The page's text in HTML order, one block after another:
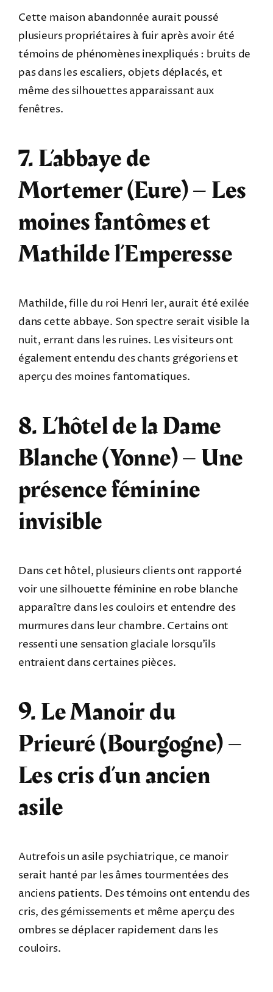
Cette maison abandonnée aurait poussé
plusieurs propriétaires à fuir après avoir été
témoins de phénomènes inexpliqués : bruits de
pas dans les escaliers, objets déplacés, et
même des silhouettes apparaissant aux
fenêtres.
7. L’abbaye de
Mortemer (Eure) – Les
moines fantômes et
Mathilde l’Emperesse
Mathilde, fille du roi Henri Ier, aurait été exilée
dans cette abbaye. Son spectre serait visible la
nuit, errant dans les ruines. Les visiteurs ont
également entendu des chants grégoriens et
aperçu des moines fantomatiques.
8. L’hôtel de la Dame
Blanche (Yonne) – Une
présence féminine
invisible
Dans cet hôtel, plusieurs clients ont rapporté
voir une silhouette féminine en robe blanche
apparaître dans les couloirs et entendre des
murmures dans leur chambre. Certains ont
ressenti une sensation glaciale lorsqu’ils
entraient dans certaines pièces.
9. Le Manoir du
Prieuré (Bourgogne) –
Les cris d’un ancien
asile
Autrefois un asile psychiatrique, ce manoir
serait hanté par les âmes tourmentées des
anciens patients. Des témoins ont entendu des
cris, des gémissements et même aperçu des
ombres se déplacer rapidement dans les
couloirs.